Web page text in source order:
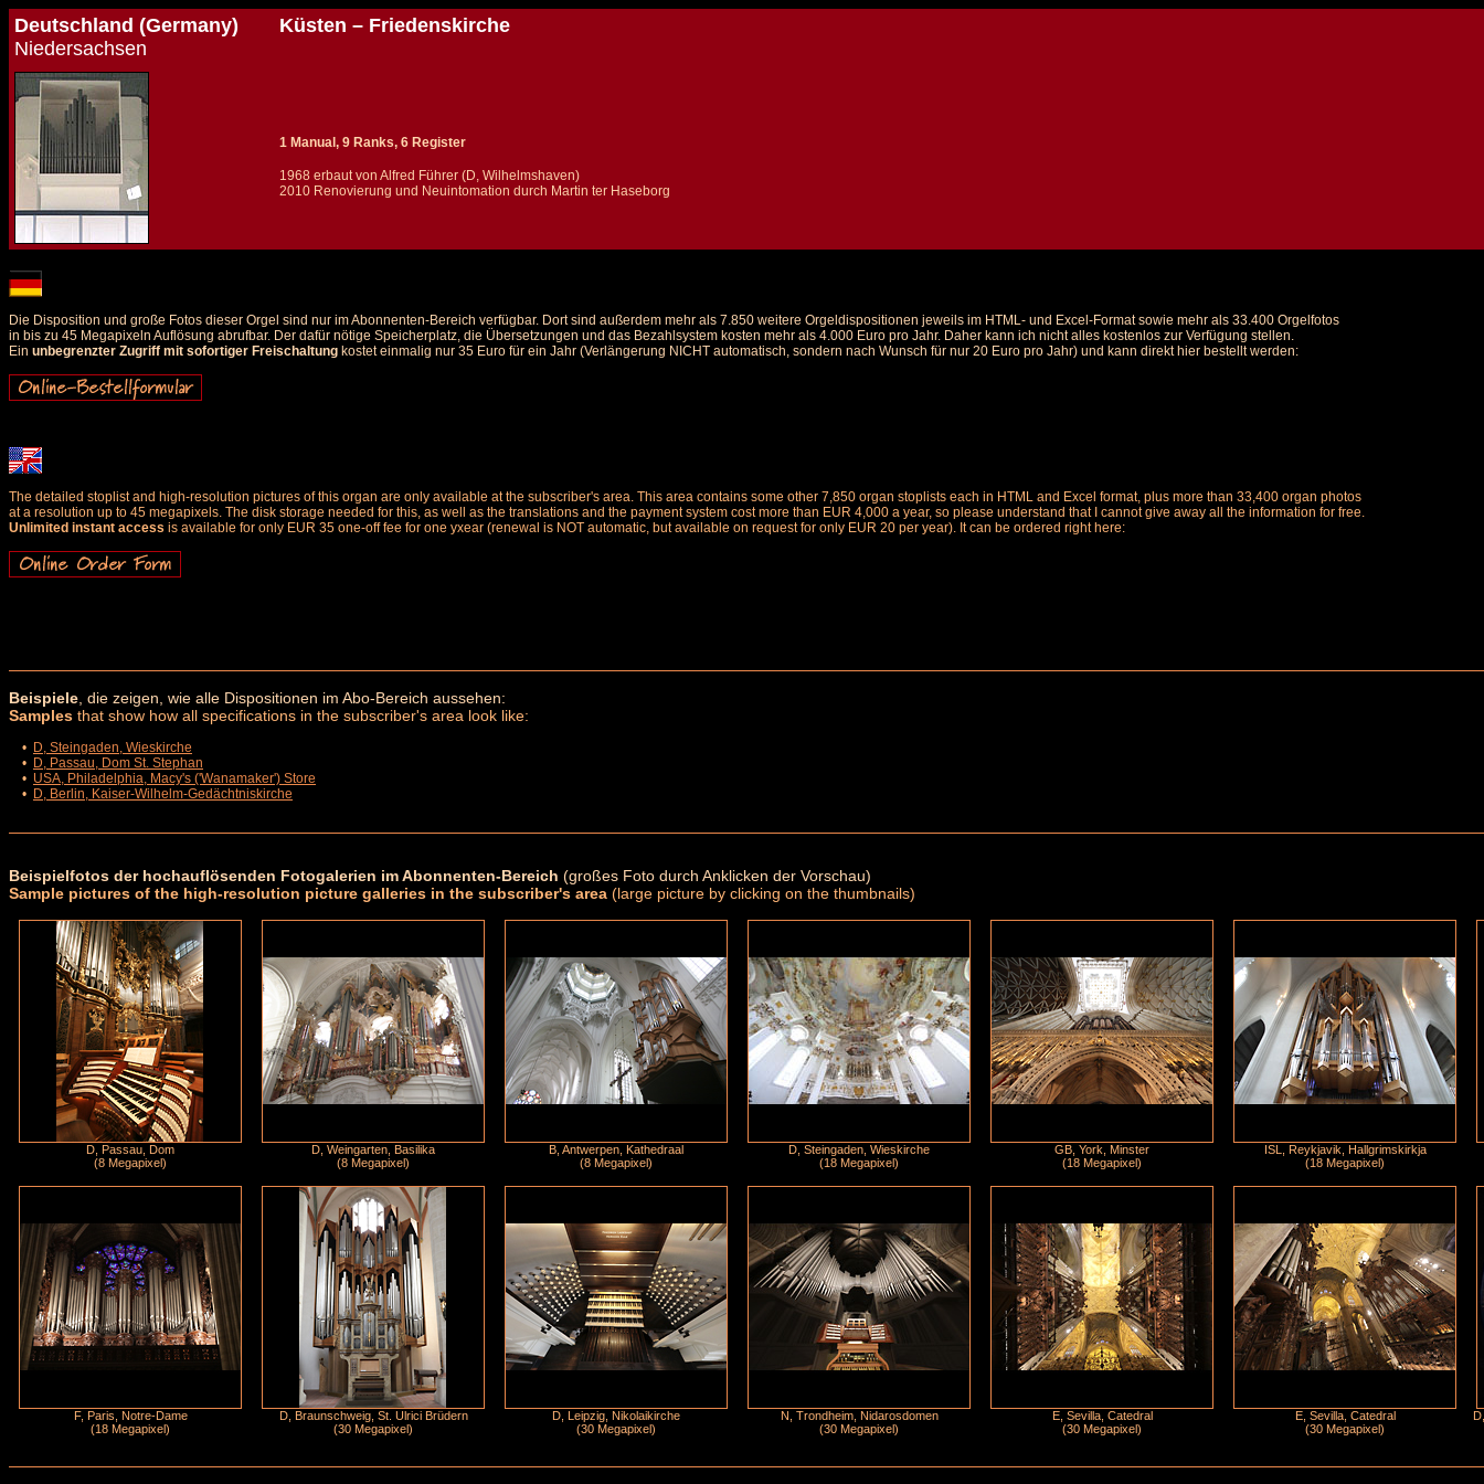
Deutschland (Germany)
Niedersachsen
Küsten – Friedenskirche
1 Manual, 9 Ranks, 6 Register
1968 erbaut von Alfred Führer (D, Wilhelmshaven)
2010 Renovierung und Neuintomation durch Martin ter Haseborg
Die Disposition und große Fotos dieser Orgel sind nur im Abonnenten-Bereich verfügbar. Dort sind außerdem mehr als 7.850 weitere Orgeldispositionen jeweils im HTML- und Excel-Format sowie mehr als 33.400 Orgelfotos
in bis zu 45 Megapixeln Auflösung abrufbar. Der dafür nötige Speicherplatz, die Übersetzungen und das Bezahlsystem kosten mehr als 4.000 Euro pro Jahr. Daher kann ich nicht alles kostenlos zur Verfügung stellen.
Ein unbegrenzter Zugriff mit sofortiger Freischaltung kostet einmalig nur 35 Euro für ein Jahr (Verlängerung NICHT automatisch, sondern nach Wunsch für nur 20 Euro pro Jahr) und kann direkt hier bestellt werden:
The detailed stoplist and high-resolution pictures of this organ are only available at the subscriber's area. This area contains some other 7,850 organ stoplists each in HTML and Excel format, plus more than 33,400 organ photos
at a resolution up to 45 megapixels. The disk storage needed for this, as well as the translations and the payment system cost more than EUR 4,000 a year, so please understand that I cannot give away all the information for free.
Unlimited instant access is available for only EUR 35 one-off fee for one yxear (renewal is NOT automatic, but available on request for only EUR 20 per year). It can be ordered right here:
Beispiele , die zeigen, wie alle Dispositionen im Abo-Bereich aussehen:
Samples that show how all specifications in the subscriber's area look like:
• D, Steingaden, Wieskirche
• D, Passau, Dom St. Stephan
• USA, Philadelphia, Macy's ('Wanamaker') Store
• D, Berlin, Kaiser-Wilhelm-Gedächtniskirche
Beispielfotos der hochauflösenden Fotogalerien im Abonnenten-Bereich (großes Foto durch Anklicken der Vorschau)
Sample pictures of the high-resolution picture galleries in the subscriber's area (large picture by clicking on the thumbnails)
D, Passau, Dom
(8 Megapixel)
D, Weingarten, Basilika
(8 Megapixel)
B, Antwerpen, Kathedraal
(8 Megapixel)
D, Steingaden, Wieskirche
(18 Megapixel)
GB, York, Minster
(18 Megapixel)
ISL, Reykjavik, Hallgrimskirkja
(18 Megapixel)
F, Paris, Notre-Dame
(18 Megapixel)
D, Braunschweig, St. Ulrici Brüdern
(30 Megapixel)
D, Leipzig, Nikolaikirche
(30 Megapixel)
N, Trondheim, Nidarosdomen
(30 Megapixel)
E, Sevilla, Catedral
(30 Megapixel)
E, Sevilla, Catedral
(30 Megapixel)